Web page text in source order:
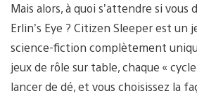
Mais alors, à quoi s’attendre si vous
Erlin’s Eye ? Citizen Sleeper est un
science-fiction complètement
jeux de rôle sur table, chaque «
lancer de dé, et vous choisissez la